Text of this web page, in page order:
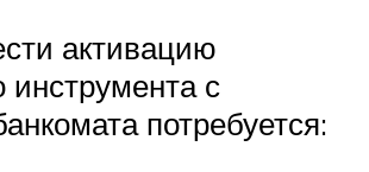
активацию
инструмента с
потребуется: